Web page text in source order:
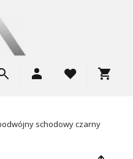
schodowy czarny